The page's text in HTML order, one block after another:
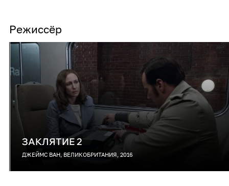
Режиссёр
ЗАКЛЯТИЕ 2
ДЖЕЙМС ВАН, ВЕЛИКОБРИТАНИЯ, 2016